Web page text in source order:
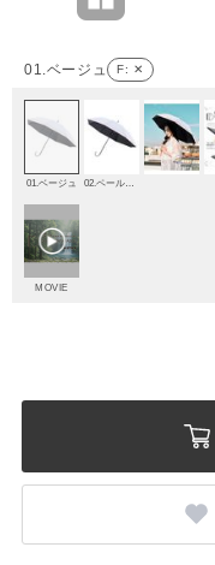
01.ベージュ F: ✕
01.ベージュ
MOVIE